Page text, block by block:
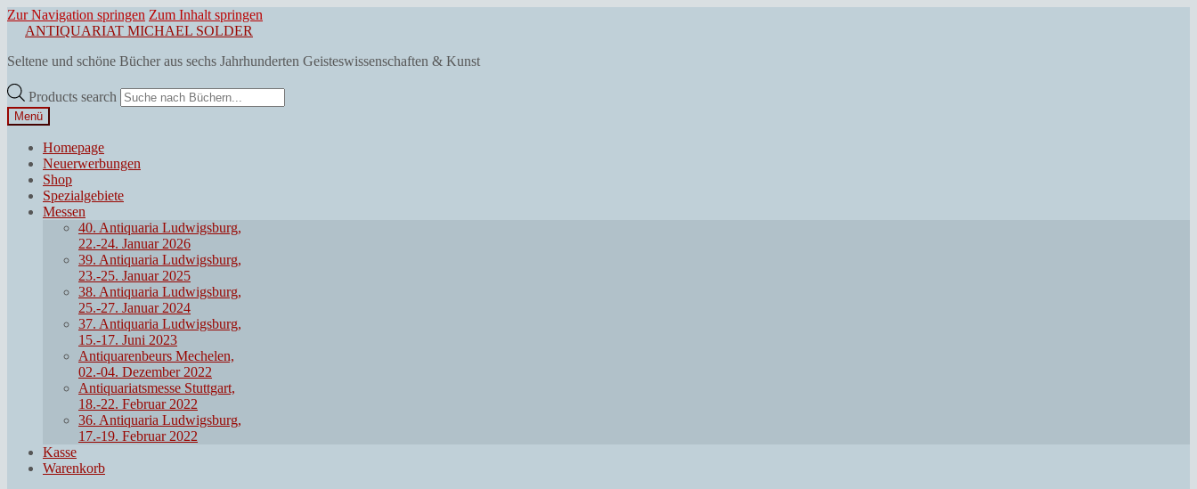
Zur Navigation springen Zum Inhalt springen
ANTIQUARIAT MICHAEL SOLDER
Seltene und schöne Bücher aus sechs Jahrhunderten Geisteswissenschaften & Kunst
Products search
Menü
Homepage
Neuerwerbungen
Shop
Spezialgebiete
Messen
40. Antiquaria Ludwigsburg,
22.-24. Januar 2026
39. Antiquaria Ludwigsburg,
23.-25. Januar 2025
38. Antiquaria Ludwigsburg,
25.-27. Januar 2024
37. Antiquaria Ludwigsburg,
15.-17. Juni 2023
Antiquarenbeurs Mechelen,
02.-04. Dezember 2022
Antiquariatsmesse Stuttgart,
18.-22. Februar 2022
36. Antiquaria Ludwigsburg,
17.-19. Februar 2022
Kasse
Warenkorb